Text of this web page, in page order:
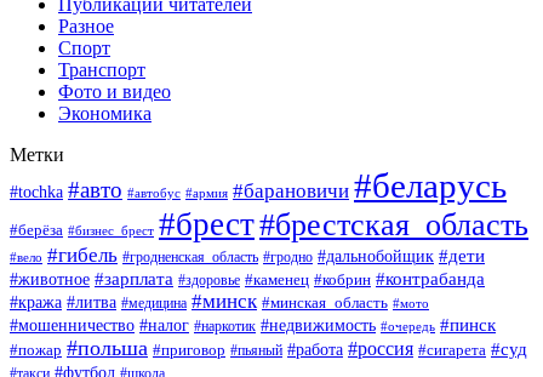
Разное
Спорт
Транспорт
Фото и видео
Экономика
Метки
#tochka #авто #автобус #армия #барановичи #беларусь
#берёза #бизнес_брест #брест#брестская_область
#вело #гибель #гродненская_область #гродно #дальнобойщик #дети
#животное #зарплата #здоровье #каменец #кобрин #контрабанда
#кража #литва #медицина #минск #минская_область #мото
#мошенничество #налог #наркотик #недвижимость #очередь #пинск
#пожар #польша #приговор #пьяный #работа #россия #сигарета #суд
#такси #футбол #школа